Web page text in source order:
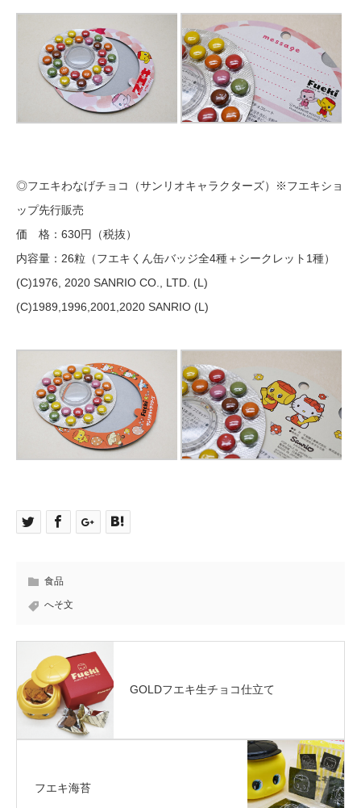
◎フエキわなげチョコ（サンリオキャラクターズ）※フエキショ
ップ先行販売
価 格：630円（税抜）
内容量：26粒（フエキくん缶バッジ全4種＋シークレット1種）
(C)1976, 2020 SANRIO CO., LTD. (L)
(C)1989,1996,2001,2020 SANRIO (L)
食品
へそ文
GOLDフエキ生チョコ仕立て
フエキ海苔